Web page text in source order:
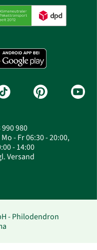
980
- Fr 06:30 - 20:00,
- 14:00
Versand
- Philodendron